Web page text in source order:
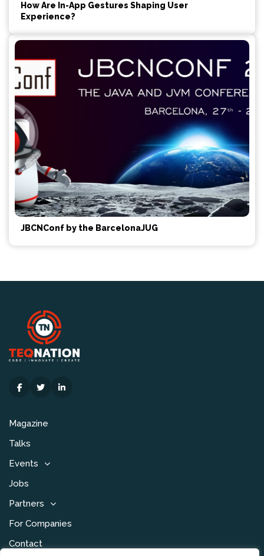
How Are In-App Gestures Shaping User
Experience?
JBCNConf by the BarcelonaJUG
Magazine
Talks
Events
Jobs
Partners
For Companies
Contact